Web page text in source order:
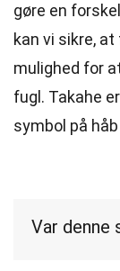
gøre en
kan vi sikre,
mulighed for
fugl. Takahe
symbol på
Var denne